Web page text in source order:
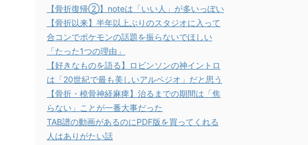
【骨折復帰②】noteは「いい人」が多いっぽい
【骨折以来】半年以上ぶりのスタジオに入って
合コンでポケモンの話題を振らないでほしい
「たった1つの理由」
【好きなものを語る】ロビンソンの神イントロ
は「20世紀で最も美しいアルペジオ」だと思う
【骨折・橈骨神経麻痺】治るまでの期間は「焦
らない」ことが一番大事だった
TAB譜の動画があるのにPDF版を買ってくれる
人はありがたい話